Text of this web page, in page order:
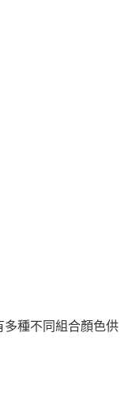
多種不同組合顏色供